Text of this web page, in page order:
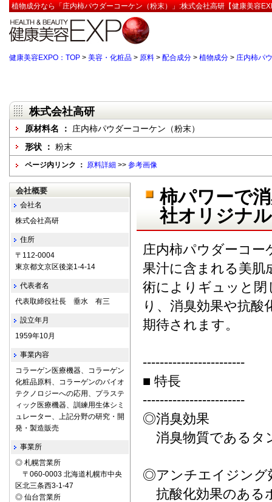
植物成分なら「庄内柿パウダーコーケン（粉末）」:株式会社高研【健康美容
健康美容EXPO：TOP > 美容・化粧品 > 原料 > 配合成分 > 植物成分 > 庄内柿パ
株式会社高研
原材料名 ： 庄内柿パウダーコーケン（粉末）
形状 ： 粉末
ページ内リンク ： 原料詳細 >> 参考画像
柿パワーで
社オリジナ
庄内柿パウダーコー
果汁に含まれる美肌
術によりギュッと
り、消臭効果や抗酸
期待されます。
------------------------
■ 特長
------------------------
◎消臭効果
消臭物質であるタ
◎アンチエイジング
抗酸化効果のある
会社概要
会社名
株式会社高研
住所
〒112-0004
東京都文京区後楽1-4-14
代表者名
代表取締役社長 垂水 有三
設立年月
1959年10月
事業内容
コラーゲン医療機器、コラーゲン
化粧品原料、コラーゲンのバイオ
テクノロジーへの応用、プラステ
ィック医療機器、訓練用生体シミ
ュレーター、上記分野の研究・開
発・製造販売
事業所
◎ 札幌営業所
〒060-0003 北海道札幌市中央
区北三条西3-1-47
◎ 仙台営業所